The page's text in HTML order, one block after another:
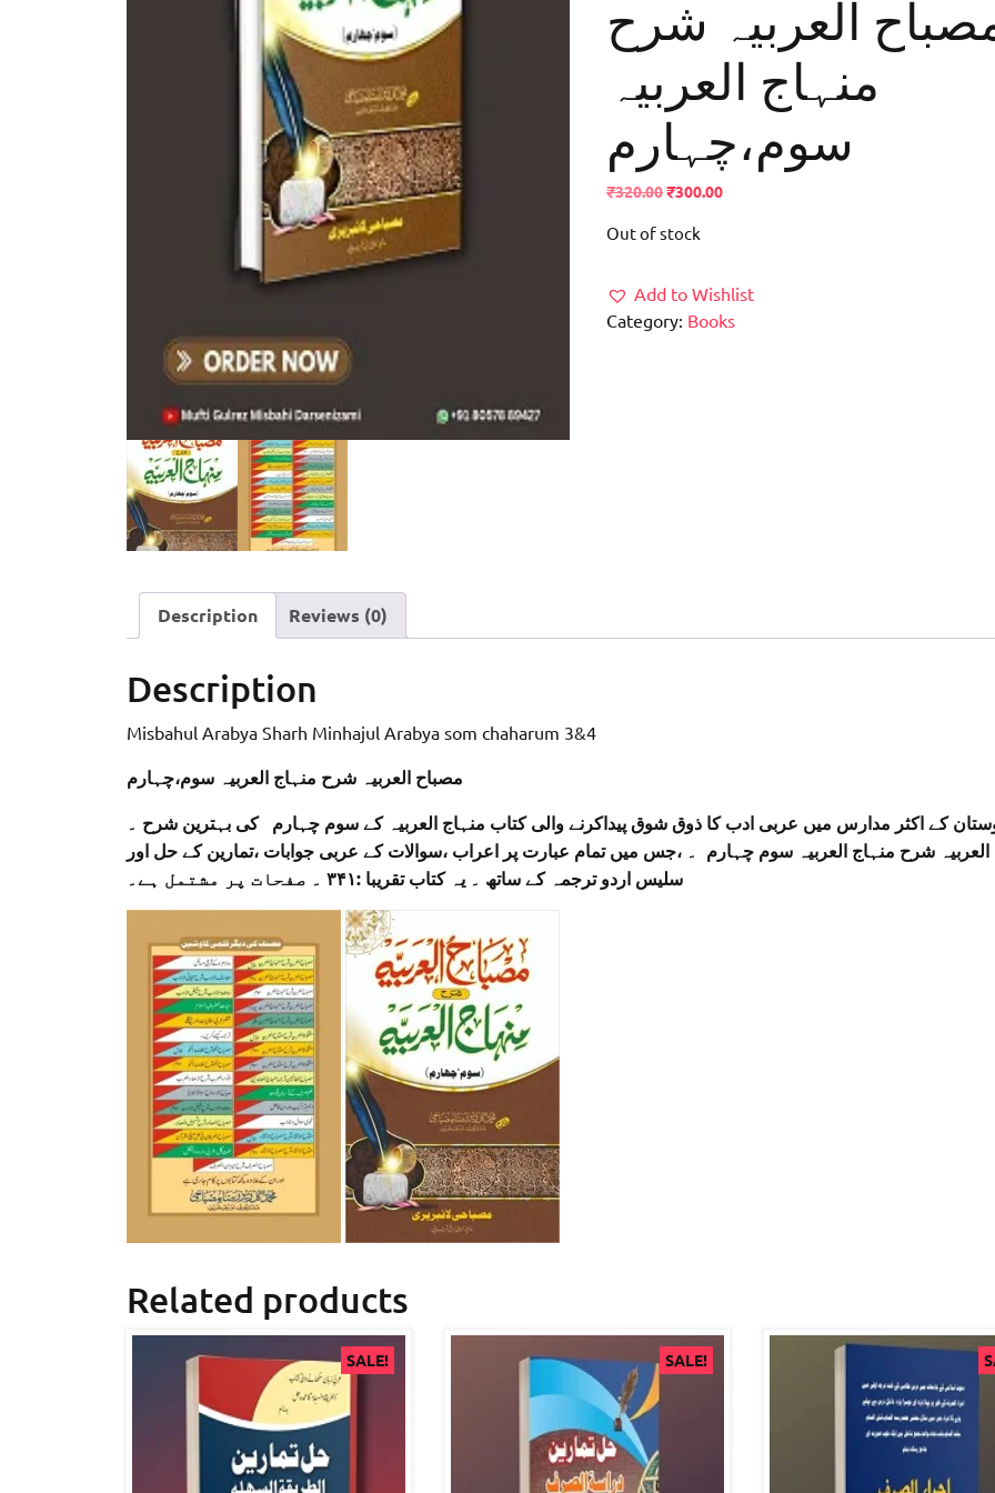
العربیہ شرح
منہاج العربیہ
سوم،چہارم
₹320.00Original
was:
₹300.00Current
Out of stock
Add to Wishlist
Category: Books
Description Reviews (0)
Description
Misbahul Arabya Sharh Minhajul Arabya som chaharum 3&4
مصباح العربیہ شرح منہاج العربیہ سوم،چہارم
کے اکثر مدارس میں عربی ادب کا ذوق شوق پیداکرنے والی کتاب منہاج العربیہ کے سوم چہارم کی بہترین شرح ۔
شرح منہاج العربیہ سوم چہارم ۔ ،جس میں تمام عبارت پر اعراب ،سوالات کے عربی جوابات ،تمارین کے حل اور
سلیس اردو ترجمہ کے ساتھ ۔ یہ کتاب تقریبا :۳۴۱ ۔ صفحات پر مشتمل ہے۔
Related products
SALE! SALE!